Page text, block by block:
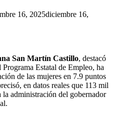
16, 2025diciembre 16,
San Martín Castillo, destacó
Estatal de Empleo, ha
de las mujeres en 7.9 puntos
en datos reales que 113 mil
la administración del gobernador